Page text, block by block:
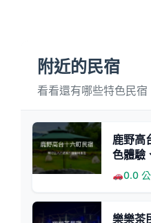
附近的民宿
看看還有哪些特色民
鹿野高
色體驗
親子友
0.0
樂樂茶